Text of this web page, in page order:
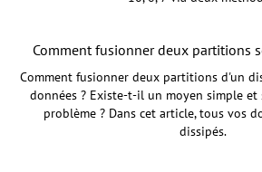
Comment fusionner deux partitions
Comment fusionner deux partitions d'un
données ? Existe-t-il un moyen simple et
problème ? Dans cet article, tous vos
dissipés.